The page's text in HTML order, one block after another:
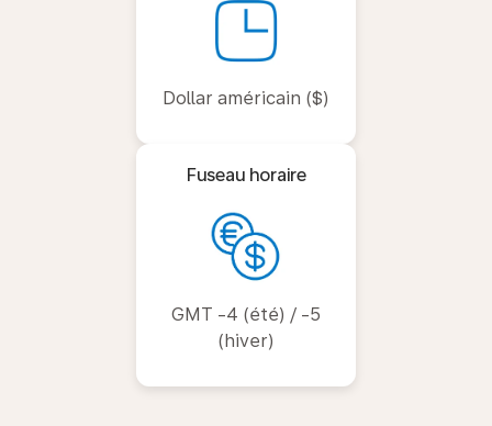
Dollar américain ($)
Fuseau horaire
GMT -4 (été) / -5
(hiver)